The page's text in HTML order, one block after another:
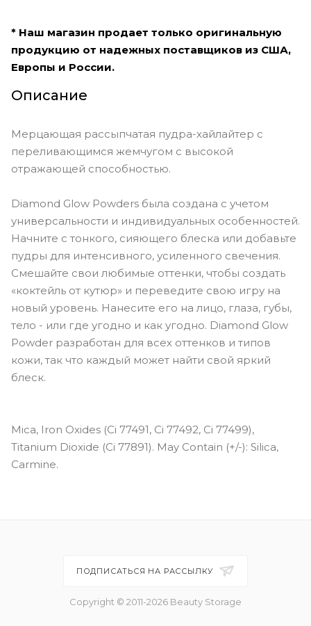
* Наш магазин продает только оригинальную
продукцию от надежных поставщиков из США,
Европы и России.
Описание
Мерцающая рассыпчатая пудра-хайлайтер с
переливающимся жемчугом с высокой
отражающей способностью.
Diamond Glow Powders была создана с учетом
универсальности и индивидуальных особенностей.
Начните с тонкого, сияющего блеска или добавьте
пудры для интенсивного, усиленного свечения.
Смешайте свои любимые оттенки, чтобы создать
«коктейль от кутюр» и переведите свою игру на
новый уровень. Нанесите его на лицо, глаза, губы,
тело - или где угодно и как угодно. Diamond Glow
Powder разработан для всех оттенков и типов
кожи, так что каждый может найти свой яркий
блеск.
Mica, Iron Oxides (Ci 77491, Ci 77492, Ci 77499),
Titanium Dioxide (Ci 77891). May Contain (+/-): Silica,
Carmine.
ПОДПИСАТЬСЯ НА РАССЫЛКУ
Copyright © 2011-2026 Beauty Storage